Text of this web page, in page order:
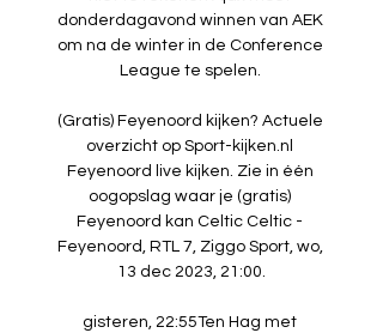
donderdagavond winnen van AEK
om na de winter in de Conference
League te spelen.
(Gratis) Feyenoord kijken? Actuele
overzicht op Sport-kijken.nl
Feyenoord live kijken. Zie in één
oogopslag waar je (gratis)
Feyenoord kan Celtic Celtic -
Feyenoord, RTL 7, Ziggo Sport, wo,
13 dec 2023, 21:00.
gisteren, 22:55Ten Hag met